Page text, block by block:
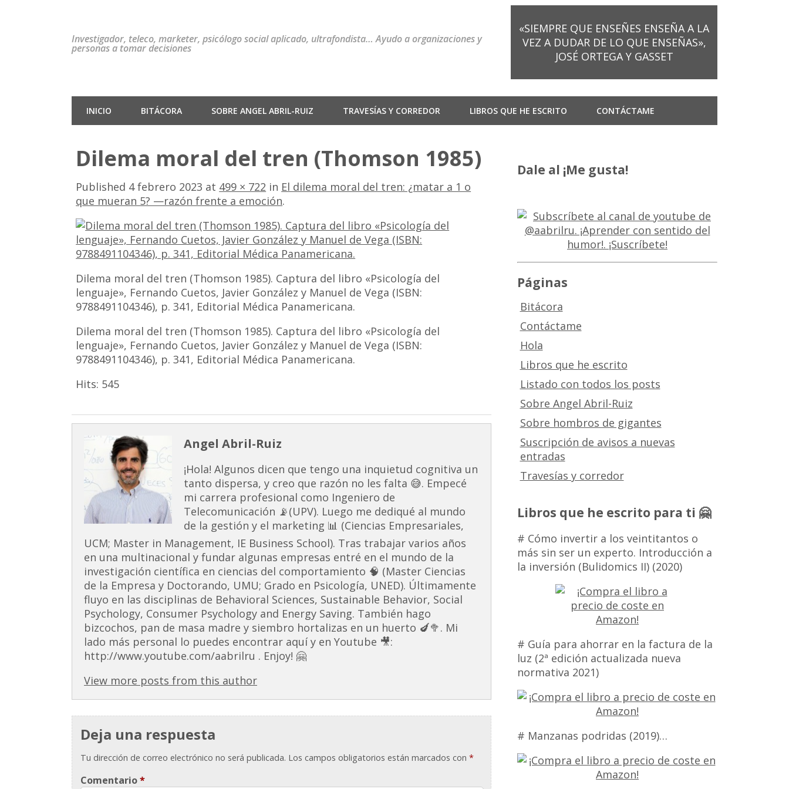
Investigador, teleco, marketer, psicólogo social aplicado, ultrafondista… Ayudo a organizaciones y
personas a tomar decisiones
«SIEMPRE QUE ENSEÑES ENSEÑA A LA
VEZ A DUDAR DE LO QUE ENSEÑAS»,
JOSÉ ORTEGA Y GASSET
INICIO BITÁCORA SOBRE ANGEL ABRIL-RUIZ TRAVESÍAS Y CORREDOR LIBROS QUE HE ESCRITO CONTÁCTAME
Dilema moral del tren (Thomson 1985)
Published 4 febrero 2023 at 499 × 722 in El dilema moral del tren: ¿matar a 1 o
que mueran 5? —razón frente a emoción.
Dilema moral del tren (Thomson 1985). Captura del libro «Psicología del
lenguaje», Fernando Cuetos, Javier González y Manuel de Vega (ISBN:
9788491104346), p. 341, Editorial Médica Panamericana.
Dilema moral del tren (Thomson 1985). Captura del libro «Psicología del
lenguaje», Fernando Cuetos, Javier González y Manuel de Vega (ISBN:
9788491104346), p. 341, Editorial Médica Panamericana.
Hits: 545
Angel Abril-Ruiz
¡Hola! Algunos dicen que tengo una inquietud cognitiva un
tanto dispersa, y creo que razón no les falta 😅. Empecé
mi carrera profesional como Ingeniero de
Telecomunicación 📡(UPV). Luego me dediqué al mundo
de la gestión y el marketing 📊 (Ciencias Empresariales,
UCM; Master in Management, IE Business School). Tras trabajar varios años
en una multinacional y fundar algunas empresas entré en el mundo de la
investigación científica en ciencias del comportamiento 🧠 (Master Ciencias
de la Empresa y Doctorando, UMU; Grado en Psicología, UNED). Últimamente
fluyo en las disciplinas de Behavioral Sciences, Sustainable Behavior, Social
Psychology, Consumer Psychology and Energy Saving. También hago
bizcochos, pan de masa madre y siembro hortalizas en un huerto 🍆🥦. Mi
lado más personal lo puedes encontrar aquí y en Youtube 🎥:
http://www.youtube.com/aabrilru . Enjoy! 🤗
View more posts from this author
Deja una respuesta
Tu dirección de correo electrónico no será publicada. Los campos obligatorios están marcados con*
Comentario*
Dale al ¡Me gusta!
Páginas
Bitácora
Contáctame
Hola
Libros que he escrito
Listado con todos los posts
Sobre Angel Abril-Ruiz
Sobre hombros de gigantes
Suscripción de avisos a nuevas
entradas
Travesías y corredor
Libros que he escrito para ti 🤗
# Cómo invertir a los veintitantos o
más sin ser un experto. Introducción a
la inversión (Bulidomics II) (2020)
# Guía para ahorrar en la factura de la
luz (2ª edición actualizada nueva
normativa 2021)
# Manzanas podridas (2019)…